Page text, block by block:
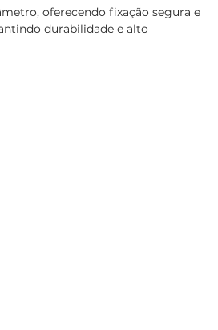
oferecendo fixação segura e
durabilidade e alto